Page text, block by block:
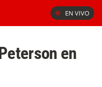
EN VIVO
en